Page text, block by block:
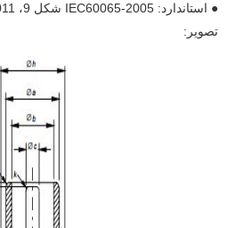
● استاندارد: IEC60065-2005 شکل 9، GB8898-2011 شکل 9
تصویر: